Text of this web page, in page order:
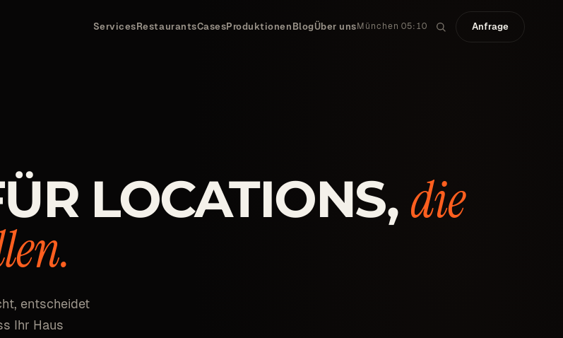
ServicesRestaurantsCasesProduktionen BlogÜber uns München 05:10 Anfrage
LOCATIONS, die
entscheidet
Ihr Haus